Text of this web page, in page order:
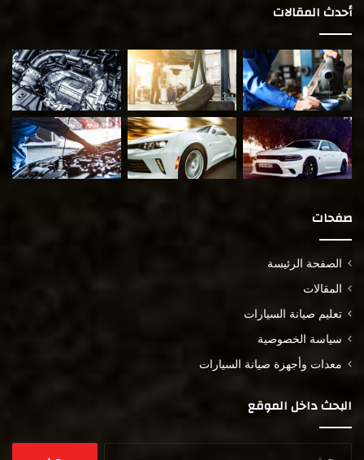
أحدث المقالات
صفحات
الصفحة الرئيسة
المقالات
تعليم صيانة السيارات
سياسة الخصوصية
معدات وأجهزة صيانة السيارات
البحث داخل الموقع